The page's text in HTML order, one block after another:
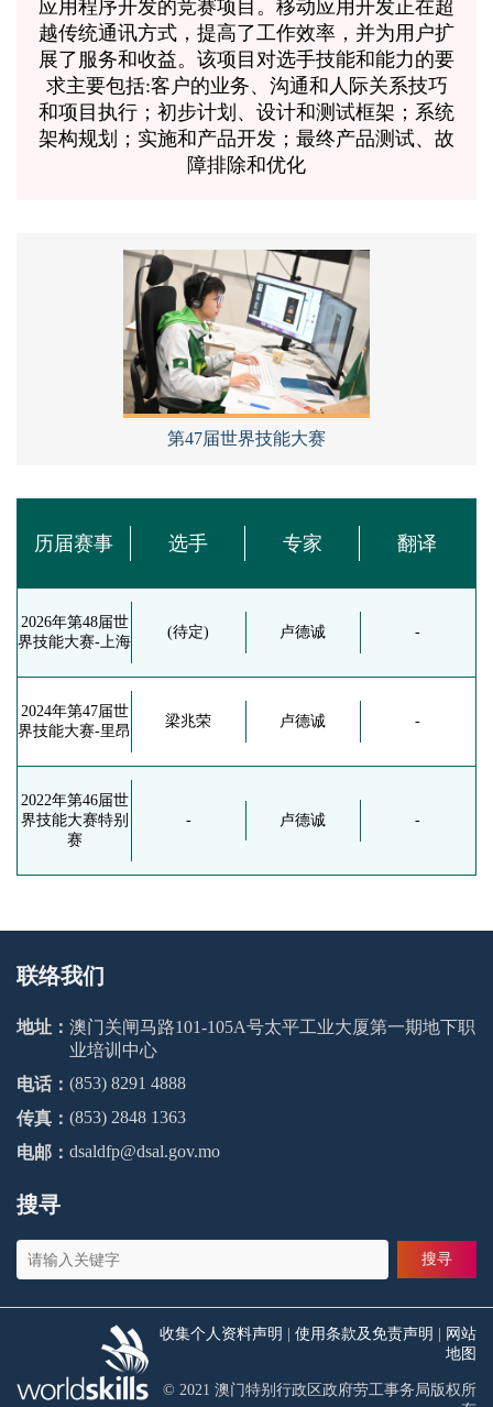
应用程序开发的竞赛项目。移动应用开发正在超
越传统通讯方式，提高了工作效率，并为用户扩
展了服务和收益。该项目对选手技能和能力的要
求主要包括:客户的业务、沟通和人际关系技巧
和项目执行；初步计划、设计和测试框架；系统
架构规划；实施和产品开发；最终产品测试、故
障排除和优化
第47届世界技能大赛
历届赛事 选手 专家 翻译
2026年第48届世
界技能大赛-上海
(待定) 卢德诚 -
2024年第47届世
界技能大赛-里昂
梁兆荣 卢德诚 -
2022年第46届世
界技能大赛特别
赛
- 卢德诚 -
联络我们
地址： 澳门关闸马路101-105A号太平工业大厦第一期地下职
业培训中心
电话： (853) 8291 4888
传真： (853) 2848 1363
电邮： dsaldfp@dsal.gov.mo
搜寻
搜寻
收集个人资料声明 使用条款及免责声明
网站
地图
© 2021 澳门特别行政区政府劳工事务局版权所